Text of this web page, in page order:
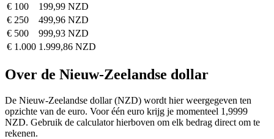
€ 100
199,99 NZD
€ 250
499,96 NZD
€ 500
999,93 NZD
€ 1.000 1.999,86 NZD
Over de Nieuw-Zeelandse dollar
De Nieuw-Zeelandse dollar (NZD) wordt hier weergegeven ten
opzichte van de euro. Voor één euro krijg je momenteel 1,9999
NZD. Gebruik de calculator hierboven om elk bedrag direct om te
rekenen.